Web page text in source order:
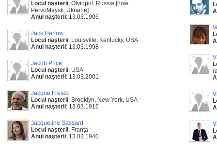
Locul naşterii: Olviopol, Russia [now
PervoMaysk, Ukraine]
Anul naşterii: 13.03.1906
Jack Harlow
Locul naşterii: Louisville, Kentucky, USA
Anul naşterii: 13.03.1998
Jacob Price
Locul naşterii: USA
Anul naşterii: 13.03.2001
Jacque Fresco
Locul naşterii: Brooklyn, New York, USA
Anul naşterii: 13.03.1916
Jacqueline Sassard
Locul naşterii: Franţa
Anul naşterii: 13.03.1940